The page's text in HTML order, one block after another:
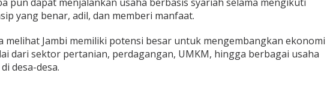
yang benar, adil, dan memberi manfaat.
melihat Jambi memiliki potensi besar untuk mengembangkan ekonomi
dari sektor pertanian, perdagangan, UMKM, hingga berbagai usaha
desa-desa.